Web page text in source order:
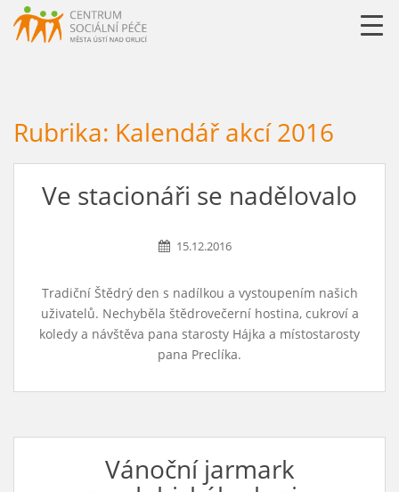
URLLL=http://csp-uo.cz/wp-content/themes/cspuo2=
Rubrika: Kalendář akcí 2016
Ve stacionáři se nadělovalo
15.12.2016
Tradiční Štědrý den s nadílkou a vystoupením našich
uživatelů. Nechyběla štědrovečerní hostina, cukroví a
koledy a návštěva pana starosty Hájka a místostarosty
pana Preclíka.
Vánoční jarmark